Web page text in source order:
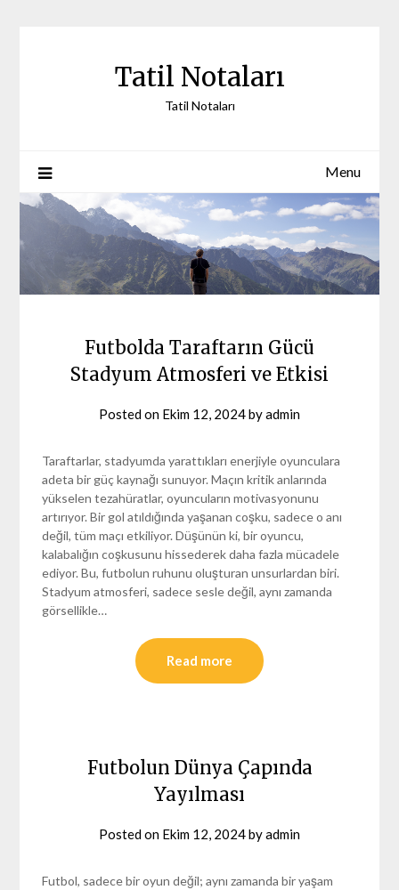
Tatil Notaları
Tatil Notaları
Menu
Futbolda Taraftarın Gücü
Stadyum Atmosferi ve Etkisi
Posted on Ekim 12, 2024byadmin
Taraftarlar, stadyumda yarattıkları enerjiyle oyunculara
adeta bir güç kaynağı sunuyor. Maçın kritik anlarında
yükselen tezahüratlar, oyuncuların motivasyonunu
artırıyor. Bir gol atıldığında yaşanan coşku, sadece o anı
değil, tüm maçı etkiliyor. Düşünün ki, bir oyuncu,
kalabalığın coşkusunu hissederek daha fazla mücadele
ediyor. Bu, futbolun ruhunu oluşturan unsurlardan biri.
Stadyum atmosferi, sadece sesle değil, aynı zamanda
görsellikle…
Read more
Futbolun Dünya Çapında
Yayılması
Posted on Ekim 12, 2024byadmin
Futbol, sadece bir oyun değil; aynı zamanda bir yaşam